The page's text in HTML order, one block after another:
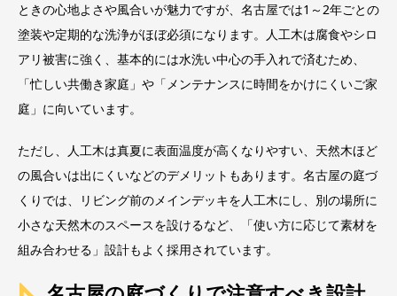
ときの心地よさや風合いが魅力ですが、名古屋では1～2年ごとの
塗装や定期的な洗浄がほぼ必須になります。人工木は腐食やシロ
アリ被害に強く、基本的には水洗い中心の手入れで済むため、
「忙しい共働き家庭」や「メンテナンスに時間をかけにくいご家
庭」に向いています。
ただし、人工木は真夏に表面温度が高くなりやすい、天然木ほど
の風合いは出にくいなどのデメリットもあります。名古屋の庭づ
くりでは、リビング前のメインデッキを人工木にし、別の場所に
小さな天然木のスペースを設けるなど、「使い方に応じて素材を
組み合わせる」設計もよく採用されています。